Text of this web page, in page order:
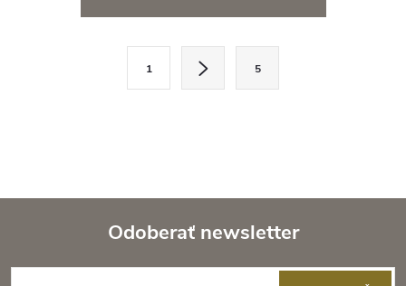
c
e
a
1 5
Z
Odoberať newsletter